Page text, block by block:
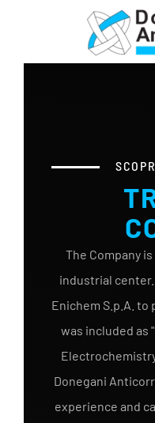
Skip to main content
The Company
industrial center.
Enichem S.p.A.
was included as
Donegani
experience and